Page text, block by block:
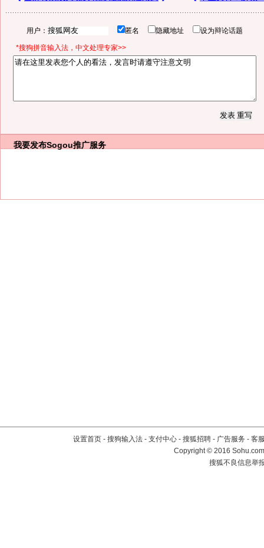
用户： 匿名 隐藏地址 设为辩论话题
*搜狗拼音输入法，中文处理专家>>
我要发布Sogou推广服务
设置首页 - 搜狗输入法 - 支付中心 - 搜狐招聘 - 广告服务 - 客
Copyright©2016
搜狐不良信息举